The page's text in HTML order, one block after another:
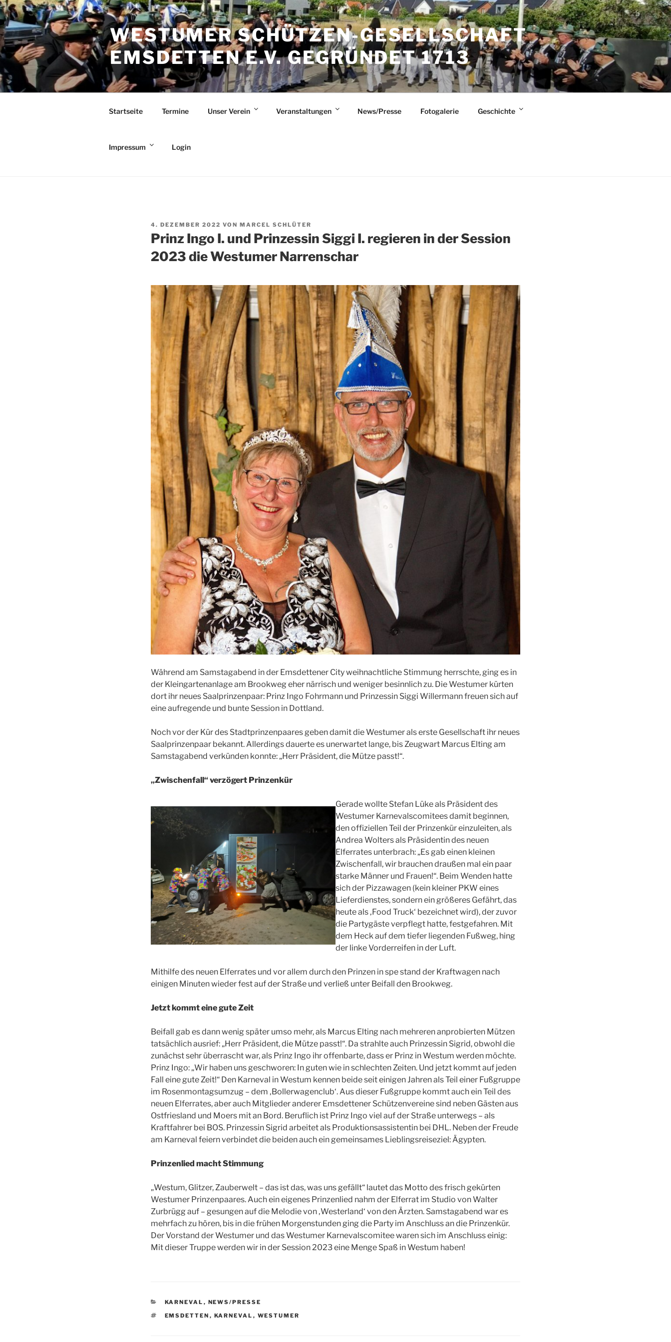
Zum
Inhalt
springen
WESTUMER SCHÜTZEN-GESELLSCHAFT
EMSDETTEN E.V. GEGRÜNDET 1713
Startseite Termine Unser Verein Veranstaltungen News/Presse Fotogalerie Geschichte
Impressum Login
VERÖFFENTLICHT
AM
4. DEZEMBER 2022 VON MARCEL SCHLÜTER
Prinz Ingo I. und Prinzessin Siggi I. regieren in der Session
2023 die Westumer Narrenschar
Während am Samstagabend in der Emsdettener City weihnachtliche Stimmung herrschte, ging es in
der Kleingartenanlage am Brookweg eher närrisch und weniger besinnlich zu. Die Westumer kürten
dort ihr neues Saalprinzenpaar: Prinz Ingo Fohrmann und Prinzessin Siggi Willermann freuen sich auf
eine aufregende und bunte Session in Dottland.
Noch vor der Kür des Stadtprinzenpaares geben damit die Westumer als erste Gesellschaft ihr neues
Saalprinzenpaar bekannt. Allerdings dauerte es unerwartet lange, bis Zeugwart Marcus Elting am
Samstagabend verkünden konnte: „Herr Präsident, die Mütze passt!“.
„Zwischenfall“ verzögert Prinzenkür
Gerade wollte Stefan Lüke als Präsident des
Westumer Karnevalscomitees damit beginnen,
den offiziellen Teil der Prinzenkür einzuleiten, als
Andrea Wolters als Präsidentin des neuen
Elferrates unterbrach: „Es gab einen kleinen
Zwischenfall, wir brauchen draußen mal ein paar
starke Männer und Frauen!“. Beim Wenden hatte
sich der Pizzawagen (kein kleiner PKW eines
Lieferdienstes, sondern ein größeres Gefährt, das
heute als ‚Food Truck‘ bezeichnet wird), der zuvor
die Partygäste verpflegt hatte, festgefahren. Mit
dem Heck auf dem tiefer liegenden Fußweg, hing
der linke Vorderreifen in der Luft.
Mithilfe des neuen Elferrates und vor allem durch den Prinzen in spe stand der Kraftwagen nach
einigen Minuten wieder fest auf der Straße und verließ unter Beifall den Brookweg.
Jetzt kommt eine gute Zeit
Beifall gab es dann wenig später umso mehr, als Marcus Elting nach mehreren anprobierten Mützen
tatsächlich ausrief: „Herr Präsident, die Mütze passt!“. Da strahlte auch Prinzessin Sigrid, obwohl die
zunächst sehr überrascht war, als Prinz Ingo ihr offenbarte, dass er Prinz in Westum werden möchte.
Prinz Ingo: „Wir haben uns geschworen: In guten wie in schlechten Zeiten. Und jetzt kommt auf jeden
Fall eine gute Zeit!“ Den Karneval in Westum kennen beide seit einigen Jahren als Teil einer Fußgruppe
im Rosenmontagsumzug – dem ‚Bollerwagenclub‘. Aus dieser Fußgruppe kommt auch ein Teil des
neuen Elferrates, aber auch Mitglieder anderer Emsdettener Schützenvereine sind neben Gästen aus
Ostfriesland und Moers mit an Bord. Beruflich ist Prinz Ingo viel auf der Straße unterwegs – als
Kraftfahrer bei BOS. Prinzessin Sigrid arbeitet als Produktionsassistentin bei DHL. Neben der Freude
am Karneval feiern verbindet die beiden auch ein gemeinsames Lieblingsreiseziel: Ägypten.
Prinzenlied macht Stimmung
„Westum, Glitzer, Zauberwelt – das ist das, was uns gefällt“ lautet das Motto des frisch gekürten
Westumer Prinzenpaares. Auch ein eigenes Prinzenlied nahm der Elferrat im Studio von Walter
Zurbrügg auf – gesungen auf die Melodie von ‚Westerland‘ von den Ärzten. Samstagabend war es
mehrfach zu hören, bis in die frühen Morgenstunden ging die Party im Anschluss an die Prinzenkür.
Der Vorstand der Westumer und das Westumer Karnevalscomitee waren sich im Anschluss einig:
Mit dieser Truppe werden wir in der Session 2023 eine Menge Spaß in Westum haben!
KATEGORIEN
KARNEVAL , NEWS/PRESSE
SCHLAGWÖRTER
EMSDETTEN , KARNEVAL , WESTUMER